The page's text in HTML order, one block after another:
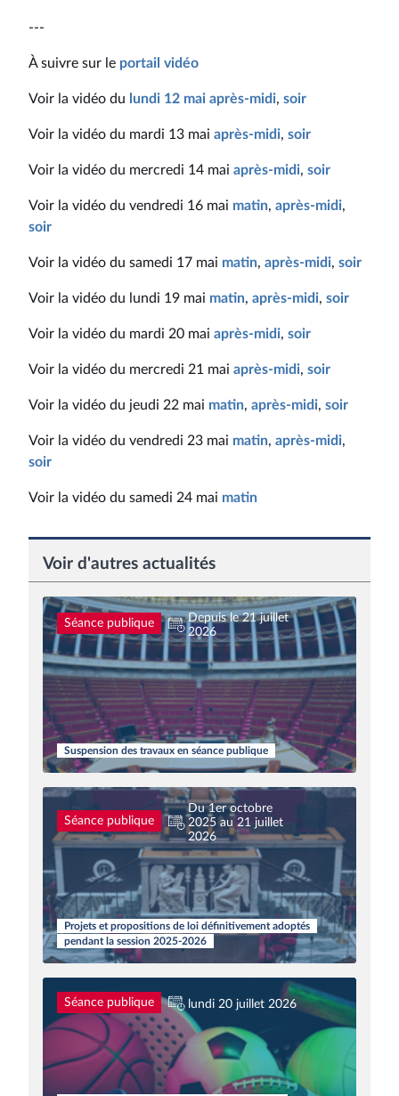
---
À suivre sur le portail vidéo
Voir la vidéo du lundi 12 mai après-midi, soir
Voir la vidéo du mardi 13 mai après-midi, soir
Voir la vidéo du mercredi 14 mai après-midi, soir
Voir la vidéo du vendredi 16 mai matin, après-midi,
soir
Voir la vidéo du samedi 17 mai matin, après-midi, soir
Voir la vidéo du lundi 19 mai matin, après-midi, soir
Voir la vidéo du mardi 20 mai après-midi, soir
Voir la vidéo du mercredi 21 mai après-midi, soir
Voir la vidéo du jeudi 22 mai matin, après-midi, soir
Voir la vidéo du vendredi 23 mai matin, après-midi,
soir
Voir la vidéo du samedi 24 mai matin
Voir d'autres actualités
Séance publique
Depuis le 21 juillet
2026
Suspension des travaux en séance publique
Séance publique
Du 1er octobre
2025 au 21 juillet
2026
Projets et propositions de loi définitivement adoptés
pendant la session 2025-2026
Séance publique lundi 20 juillet 2026